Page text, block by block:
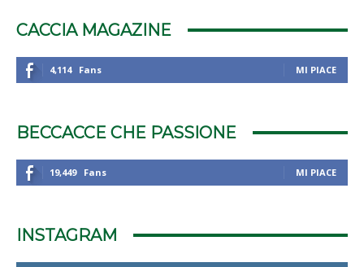
CACCIA MAGAZINE
4,114 Fans MI PIACE
BECCACCE CHE PASSIONE
19,449 Fans MI PIACE
INSTAGRAM